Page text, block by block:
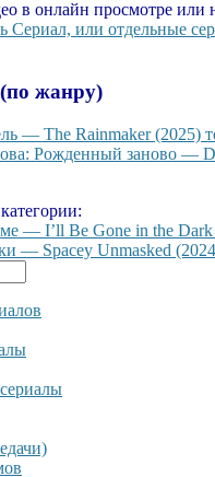
в онлайн просмотре или
Сериал, или отдельные
жанру)
— The Rainmaker (2025)
Рожденный заново —
— I’ll Be Gone in the Dark
— Spacey Unmasked